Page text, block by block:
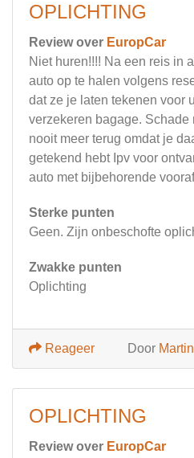
OPLICHTING
Review over EuropCar
Niet huren!!!! Na een reis in
auto op te halen volgens
dat ze je laten tekenen voor
verzekeren bagage. Schade
nooit meer terug omdat je
getekend hebt Ipv voor
auto met bijbehorende
Sterke punten
Geen. Zijn onbeschofte
Zwakke punten
Oplichting
Door Martin
Reageer
OPLICHTING
Review over EuropCar